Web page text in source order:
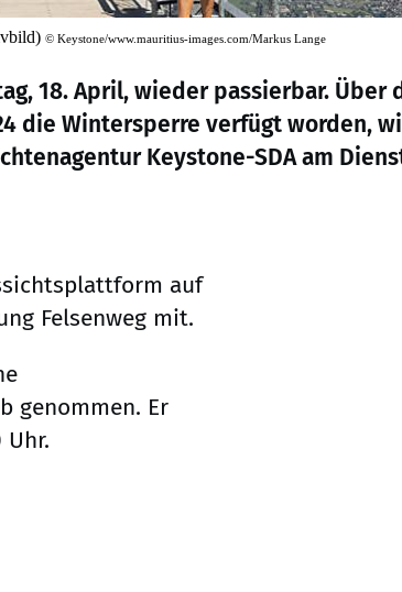
© Keystone/www.mauritius-images.com/Markus Lange
18. April, wieder passierbar. Über
die Wintersperre verfügt worden,
Keystone-SDA am
auf
Felsenweg mit.
genommen. Er